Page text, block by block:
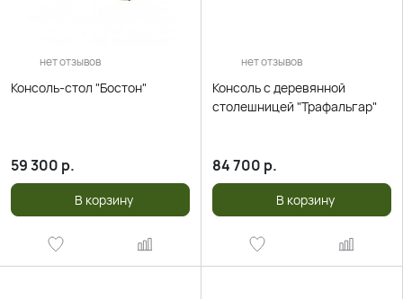
нет отзывов
Консоль-стол "Бостон"
59 300 р.
В корзину
нет отзывов
Консоль с деревянной
столешницей "Трафальгар"
84 700 р.
В корзину